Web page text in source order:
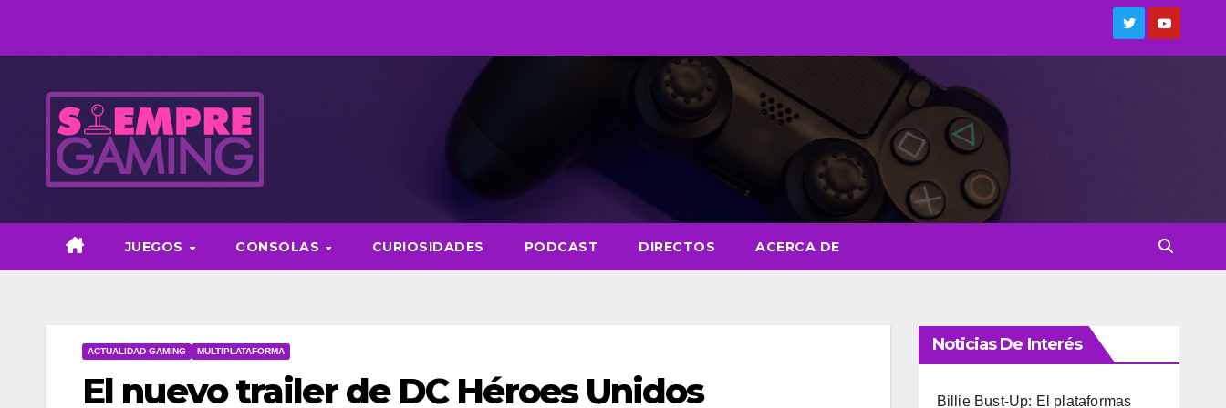
JUEGOS CONSOLAS CURIOSIDADES PODCAST DIRECTOS ACERCA DE
ACTUALIDAD GAMING MULTIPLATAFORMA
El nuevo trailer de DC Héroes Unidos
Noticias De Interés
Billie Bust-Up: El plataformas